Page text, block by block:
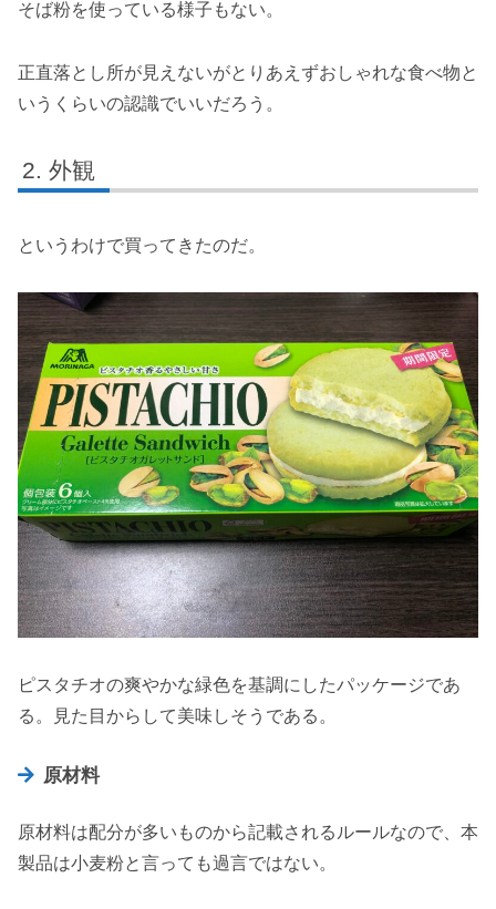
そば粉を使っている様子もない。
正直落とし所が見えないがとりあえずおしゃれな食べ物と
いうくらいの認識でいいだろう。
外観
というわけで買ってきたのだ。
ピスタチオの爽やかな緑色を基調にしたパッケージであ
る。見た目からして美味しそうである。
原材料
原材料は配分が多いものから記載されるルールなので、本
製品は小麦粉と言っても過言ではない。